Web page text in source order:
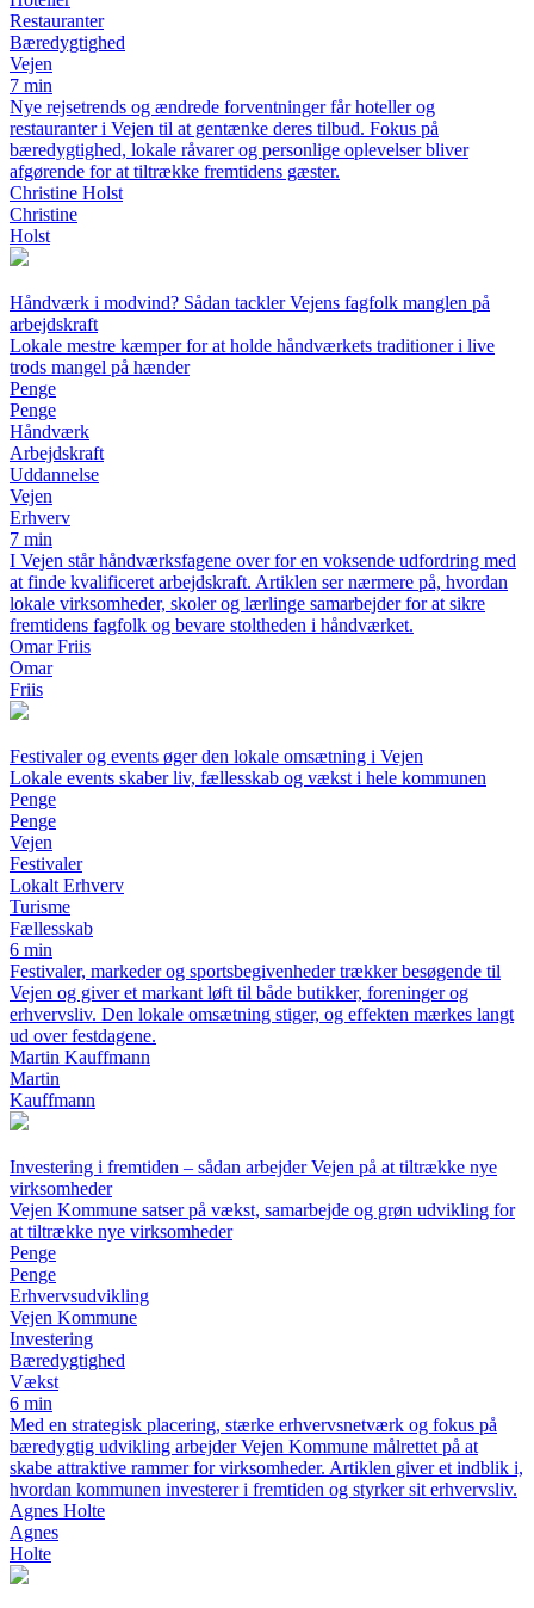
Restauranter
Bæredygtighed
Vejen
7 min
Nye rejsetrends og ændrede forventninger får hoteller og
restauranter i Vejen til at gentænke deres tilbud. Fokus på
bæredygtighed, lokale råvarer og personlige oplevelser bliver
afgørende for at tiltrække fremtidens gæster.
Christine Holst
Christine
Holst
Håndværk i modvind? Sådan tackler Vejens fagfolk manglen på
arbejdskraft
Lokale mestre kæmper for at holde håndværkets traditioner i live
trods mangel på hænder
Penge
Penge
Håndværk
Arbejdskraft
Uddannelse
Vejen
Erhverv
7 min
I Vejen står håndværksfagene over for en voksende udfordring med
at finde kvalificeret arbejdskraft. Artiklen ser nærmere på, hvordan
lokale virksomheder, skoler og lærlinge samarbejder for at sikre
fremtidens fagfolk og bevare stoltheden i håndværket.
Omar Friis
Omar
Friis
Festivaler og events øger den lokale omsætning i Vejen
Lokale events skaber liv, fællesskab og vækst i hele kommunen
Penge
Penge
Vejen
Festivaler
Lokalt Erhverv
Turisme
Fællesskab
6 min
Festivaler, markeder og sportsbegivenheder trækker besøgende til
Vejen og giver et markant løft til både butikker, foreninger og
erhvervsliv. Den lokale omsætning stiger, og effekten mærkes langt
ud over festdagene.
Martin Kauffmann
Martin
Kauffmann
Investering i fremtiden – sådan arbejder Vejen på at tiltrække nye
virksomheder
Vejen Kommune satser på vækst, samarbejde og grøn udvikling for
at tiltrække nye virksomheder
Penge
Penge
Erhvervsudvikling
Vejen Kommune
Investering
Bæredygtighed
Vækst
6 min
Med en strategisk placering, stærke erhvervsnetværk og fokus på
bæredygtig udvikling arbejder Vejen Kommune målrettet på at
skabe attraktive rammer for virksomheder. Artiklen giver et indblik i,
hvordan kommunen investerer i fremtiden og styrker sit erhvervsliv.
Agnes Holte
Agnes
Holte